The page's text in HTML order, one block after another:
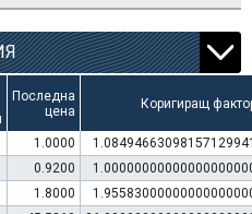
Последна
цена
Коригиращ
1.0000
0.9200
1.8000